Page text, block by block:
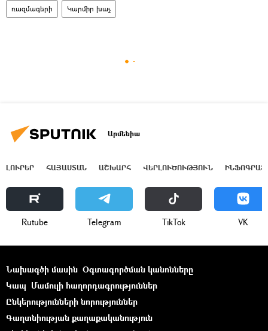
ռազմագերի Կարմիր խաչ
Արմենիա
ԼՈՒՐԵՐ ՀԱՅԱՍՏԱՆ ԱՇԽԱՐՀ ՎԵՐԼՈՒԾՈՒԹՅՈՒՆ
Rutube Telegram ТikТоk VK
Նախագծի մասին Օգտագործման կանոնները
Կապ Մամուլի հաղորդագրություններ
Ընկերությունների նորություններ
Գաղտնիության քաղաքականություն